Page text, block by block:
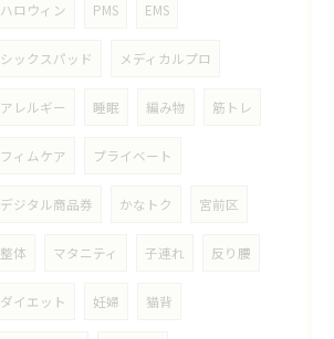
ハロウィン PMS EMS
シックスパッド メディカルプロ
アレルギー 睡眠 編み物 筋トレ
フィムケア プライベート
デジタル商品券 かなトク 宮前区
整体 マタニティ 子連れ 反り腰
ダイエット 妊婦 猫背